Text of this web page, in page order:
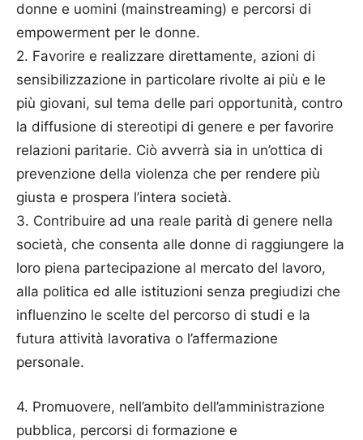
donne e uomini (mainstreaming) e percorsi di
empowerment per le donne.
2. Favorire e realizzare direttamente, azioni di
sensibilizzazione in particolare rivolte ai più e le
più giovani, sul tema delle pari opportunità, contro
la diffusione di stereotipi di genere e per favorire
relazioni paritarie. Ciò avverrà sia in un’ottica di
prevenzione della violenza che per rendere più
giusta e prospera l’intera società.
3. Contribuire ad una reale parità di genere nella
società, che consenta alle donne di raggiungere la
loro piena partecipazione al mercato del lavoro,
alla politica ed alle istituzioni senza pregiudizi che
influenzino le scelte del percorso di studi e la
futura attività lavorativa o l’affermazione
personale.
4. Promuovere, nell’ambito dell’amministrazione
pubblica, percorsi di formazione e